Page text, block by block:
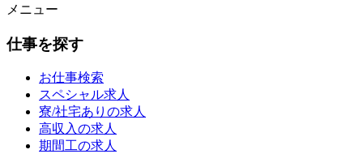
メニュー
仕事を探す
お仕事検索
スペシャル求人
寮/社宅ありの求人
高収入の求人
期間工の求人